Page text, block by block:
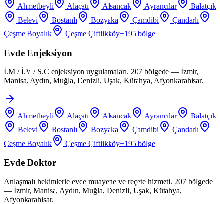
Ahmetbeyli Alaçatı Alsancak Ayrancılar
Balatçık
Belevi
Bostanlı Bozyaka Çamdibi
Çandarlı
Çeşme Boyalık
Çeşme Çiftlikköy+195 bölge
Evde Enjeksiyon
İ.M / İ.V / S.C enjeksiyon uygulamaları. 207 bölgede — İzmir,
Manisa, Aydın, Muğla, Denizli, Uşak, Kütahya, Afyonkarahisar.
Ahmetbeyli Alaçatı Alsancak Ayrancılar
Balatçık
Belevi
Bostanlı Bozyaka Çamdibi
Çandarlı
Çeşme Boyalık
Çeşme Çiftlikköy+195 bölge
Evde Doktor
Anlaşmalı hekimlerle evde muayene ve reçete hizmeti. 207 bölgede
— İzmir, Manisa, Aydın, Muğla, Denizli, Uşak, Kütahya,
Afyonkarahisar.